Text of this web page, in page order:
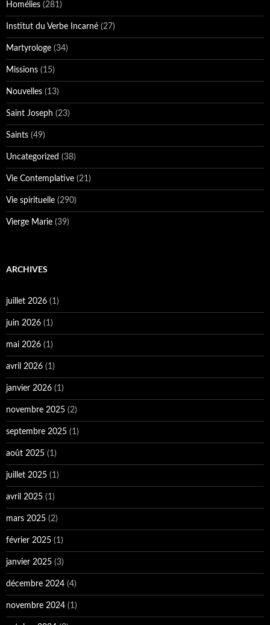
Homélies (281)
Institut du Verbe Incarné (27)
Martyrologe (34)
Missions (15)
Nouvelles (13)
Saint Joseph (23)
Saints (49)
Uncategorized (38)
Vie Contemplative (21)
Vie spirituelle (290)
Vierge Marie (39)
ARCHIVES
juillet 2026 (1)
juin 2026 (1)
mai 2026 (1)
avril 2026 (1)
janvier 2026 (1)
novembre 2025 (2)
septembre 2025 (1)
août 2025 (1)
juillet 2025 (1)
avril 2025 (1)
mars 2025 (2)
février 2025 (1)
janvier 2025 (3)
décembre 2024 (4)
novembre 2024 (1)